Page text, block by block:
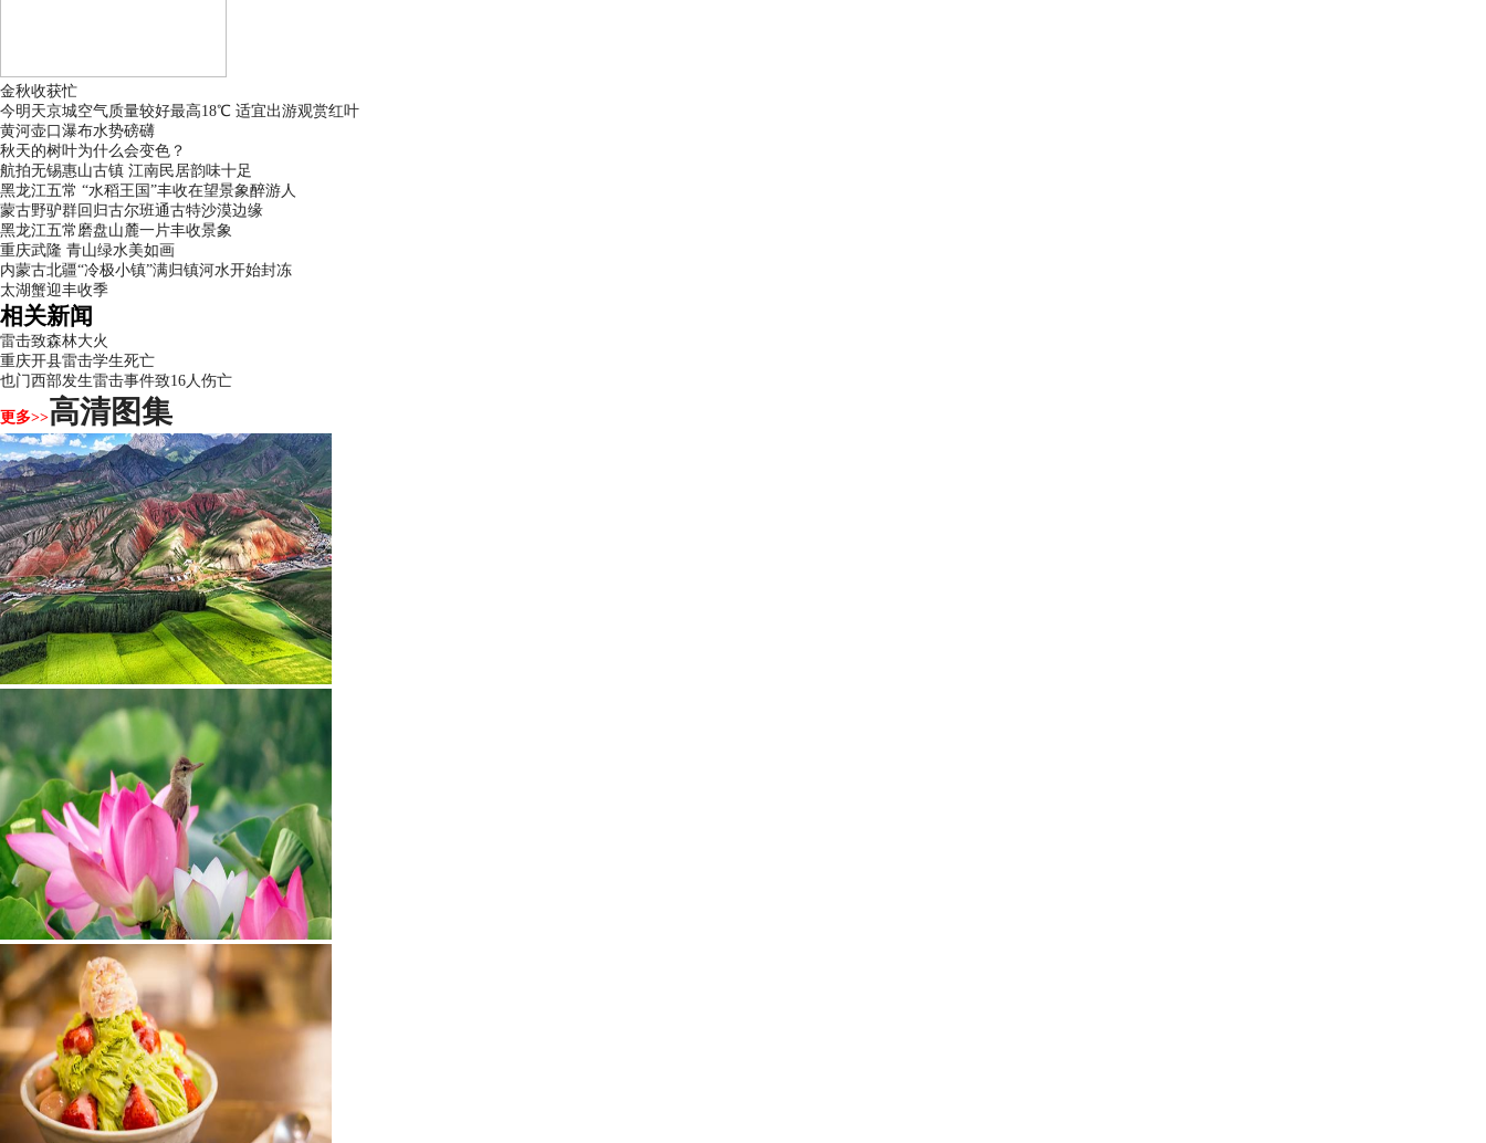
金秋收获忙
今明天京城空气质量较好最高18℃ 适宜出游观赏红叶
黄河壶口瀑布水势磅礴
秋天的树叶为什么会变色？
航拍无锡惠山古镇 江南民居韵味十足
黑龙江五常 “水稻王国”丰收在望景象醉游人
蒙古野驴群回归古尔班通古特沙漠边缘
黑龙江五常磨盘山麓一片丰收景象
重庆武隆 青山绿水美如画
内蒙古北疆“冷极小镇”满归镇河水开始封冻
太湖蟹迎丰收季
相关新闻
雷击致森林大火
重庆开县雷击学生死亡
也门西部发生雷击事件致16人伤亡
更多>>高清图集